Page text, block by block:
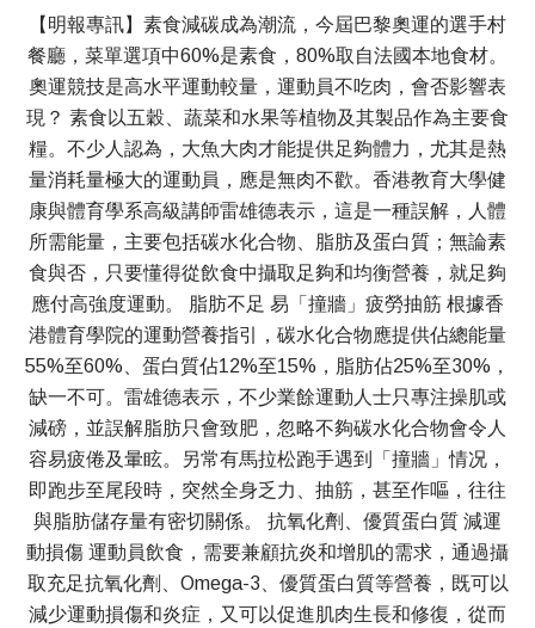
【明報專訊】素食減碳成為潮流，今屆巴黎奧運的選手村
餐廳，菜單選項中60%是素食，80%取自法國本地食材。
奧運競技是高水平運動較量，運動員不吃肉，會否影響表
現？ 素食以五穀、蔬菜和水果等植物及其製品作為主要食
糧。不少人認為，大魚大肉才能提供足夠體力，尤其是熱
量消耗量極大的運動員，應是無肉不歡。香港教育大學健
康與體育學系高級講師雷雄德表示，這是一種誤解，人體
所需能量，主要包括碳水化合物、脂肪及蛋白質；無論素
食與否，只要懂得從飲食中攝取足夠和均衡營養，就足夠
應付高強度運動。 脂肪不足 易「撞牆」疲勞抽筋 根據香
港體育學院的運動營養指引，碳水化合物應提供佔總能量
55%至60%、蛋白質佔12%至15%，脂肪佔25%至30%，
缺一不可。雷雄德表示，不少業餘運動人士只專注操肌或
減磅，並誤解脂肪只會致肥，忽略不夠碳水化合物會令人
容易疲倦及暈眩。另常有馬拉松跑手遇到「撞牆」情况，
即跑步至尾段時，突然全身乏力、抽筋，甚至作嘔，往往
與脂肪儲存量有密切關係。 抗氧化劑、優質蛋白質 減運
動損傷 運動員飲食，需要兼顧抗炎和增肌的需求，通過攝
取充足抗氧化劑、Omega-3、優質蛋白質等營養，既可以
減少運動損傷和炎症，又可以促進肌肉生長和修復，從而